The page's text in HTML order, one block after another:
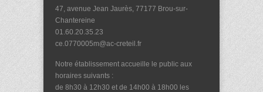
47, avenue Jean Jaurès, 77177 Brou-sur-
Chantereine
01.60.20.35.23
ce.0770005m@ac-creteil.fr
Notre établissement accueille le public aux
horaires suivants :
de 8h30 à 12h30 et de 14h00 à 18h00 les